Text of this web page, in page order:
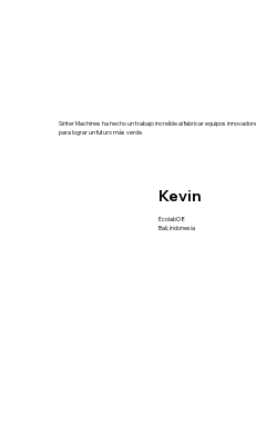
Sinter Machines ha hecho un trabajo increíble al fabricar equipos
para lograr un futuro más verde.
Kevin
EcolabO8
Bali, Indonesia